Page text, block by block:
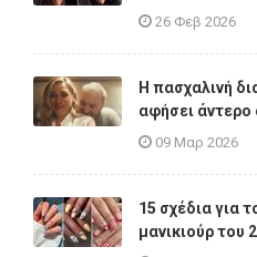
26 Φεβ 2026
Η πασχαλινή
αφήσει άντερο
09 Μαρ 2026
15 σχέδια για
μανικιούρ του